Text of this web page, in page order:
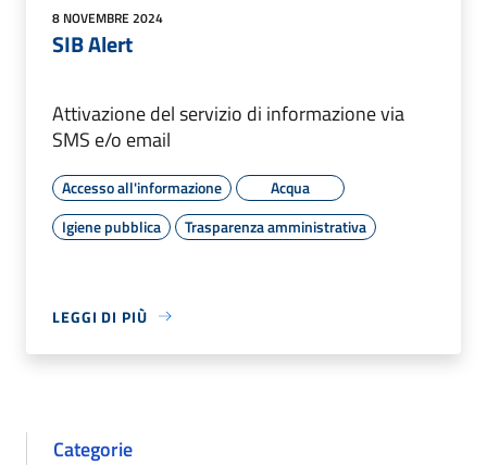
8 NOVEMBRE 2024
SIB Alert
Attivazione del servizio di informazione via
SMS e/o email
Accesso all'informazione
Acqua
Igiene pubblica
Trasparenza amministrativa
LEGGI DI PIÙ
Categorie